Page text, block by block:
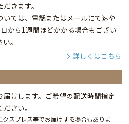
きます。
いては、電話またはメールにて速や
から1週間ほどかかる場合もござい
。
詳しくはこちら
届けします。ご希望の配送時間指定
さい。
スプレス等でお届けする場合もありま